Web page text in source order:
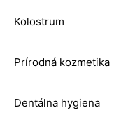
Kolostrum
Prírodná kozmetika
Dentálna hygiena